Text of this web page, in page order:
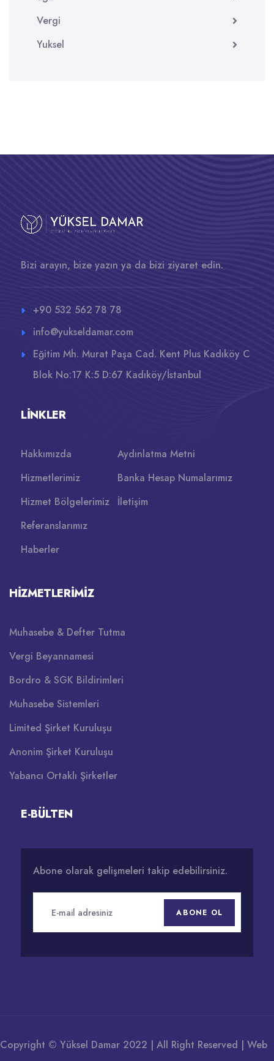
Vergi
Yuksel
Bizi arayın, bize yazın ya da bizi ziyaret edin.
+90 532 562 78 78
info@yukseldamar.com
Eğitim Mh. Murat Paşa Cad. Kent Plus Kadıköy C
Blok No:17 K:5 D:67 Kadıköy/İstanbul
LINKLER
Hakkımızda
Hizmetlerimiz
Hizmet Bölgelerimiz
Referanslarımız
Haberler
Aydınlatma Metni
Banka Hesap Numalarımız
İletişim
HIZMETLERIMIZ
Muhasebe & Defter Tutma
Vergi Beyannamesi
Bordro & SGK Bildirimleri
Muhasebe Sistemleri
Limited Şirket Kuruluşu
Anonim Şirket Kuruluşu
Yabancı Ortaklı Şirketler
E-BÜLTEN
Abone olarak gelişmeleri takip edebilirsiniz.
ABONE OL
Copyright © Yüksel Damar 2022 | All Right Reserved | Web